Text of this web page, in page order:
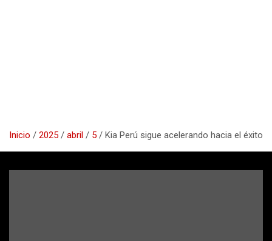
Inicio 2025 abril 5 Kia Perú sigue acelerando hacia el éxito